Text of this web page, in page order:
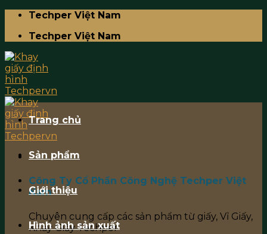
Skip
content
Techper Việt Nam
Techper Việt Nam
Công Ty Cổ Phần Công Nghệ Techper Việt
Nam
Chuyên cung cấp các sản phẩm từ giấy, Vỉ Giấy,
Khay Giấy Techper
Trang chủ
Sản phẩm
Giới thiệu
Hình ảnh sản xuất